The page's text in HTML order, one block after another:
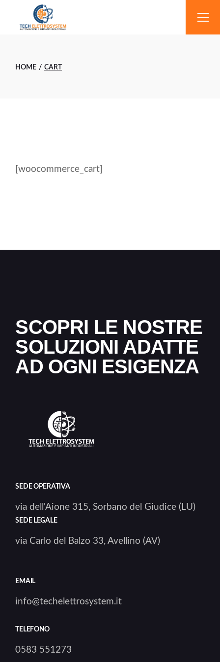
content
HOME CART
[woocommerce_cart]
SCOPRI LE NOSTRE
SOLUZIONI ADATTE
AD OGNI ESIGENZA
SEDE OPERATIVA
via dell'Aione 315, Sorbano del Giudice (LU)
SEDE LEGALE
via Carlo del Balzo 33, Avellino (AV)
EMAIL
info@techelettrosystem.it
TELEFONO
0583 551273